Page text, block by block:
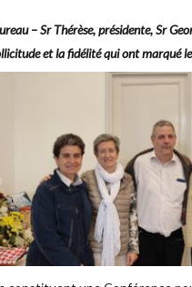
– Sr Thérèse, présidente, Sr
et la fidélité qui ont marqué